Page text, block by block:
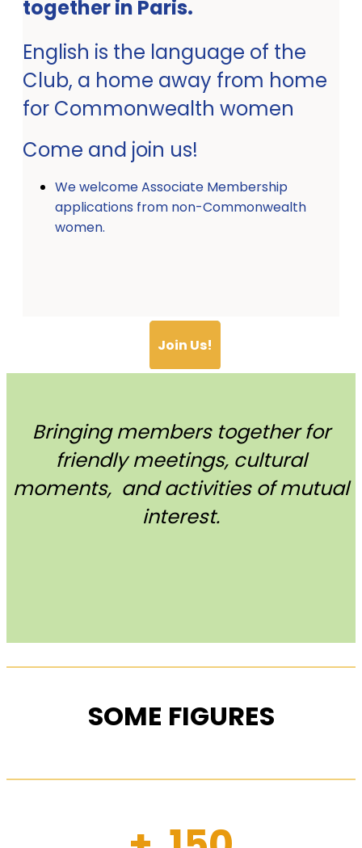
together in Paris.
English is the language of the
Club, a home away from home
for Commonwealth women
Come and join us!
We welcome Associate Membership
applications from non-Commonwealth
women.
Join Us!
Bringing members together for
friendly meetings, cultural
moments, and activities of mutual
interest.
SOME FIGURES